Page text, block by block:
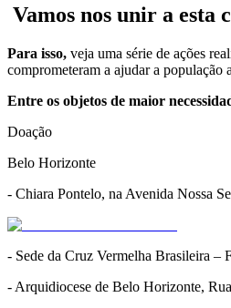
Vamos nos unir a esta
Para isso, veja uma série de ações
comprometeram a ajudar a população
Entre os objetos de maior
Doação
Belo Horizonte
- Chiara Pontelo, na Avenida Nossa
- Sede da Cruz Vermelha Brasileira
- Arquidiocese de Belo Horizonte,